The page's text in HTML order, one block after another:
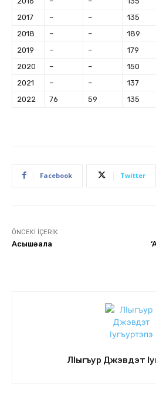
2017
– –
135
2018
– –
189
2019
– –
179
2020
– –
150
2021
– –
137
2022
76 59 135
Facebook Twitter
ÖNCEKI İÇERIK
Аԥсышәала
ЛIыгъур Джэвдэт